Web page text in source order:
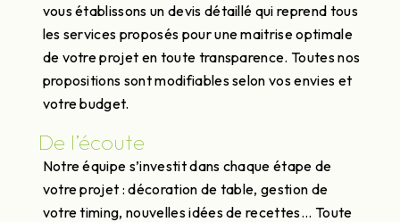
vous établissons un devis détaillé qui reprend tous
les services proposés pour une maitrise optimale
de votre projet en toute transparence. Toutes nos
propositions sont modifiables selon vos envies et
votre budget.
De l’écoute
Notre équipe s’investit dans chaque étape de
votre projet : décoration de table, gestion de
votre timing, nouvelles idées de recettes... Toute